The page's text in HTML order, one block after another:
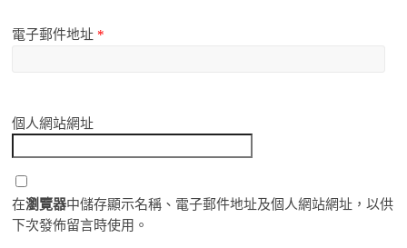
電子郵件地址 *
個人網站網址
在瀏覽器中儲存顯示名稱、電子郵件地址及個人網站網址，以供
下次發佈留言時使用。